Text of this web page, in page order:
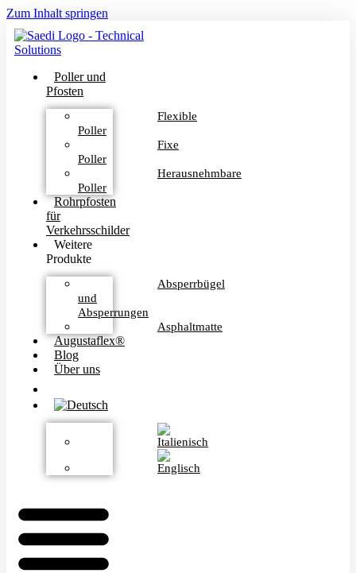
Zum Inhalt springen
Poller und
Pfosten
Flexible
Poller
Fixe
Poller
Herausnehmbare
Poller
Rohrpfosten
für
Verkehrsschilder
Weitere
Produkte
Absperrbügel
und
Absperrungen
Asphaltmatte
Augustaflex®
Blog
Über uns